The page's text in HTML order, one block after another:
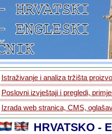
Istraživanje i analiza tržišta
Poslovni izvještaji i pregledi,
Izrada web stranica, CMS,
HRVATSKO -